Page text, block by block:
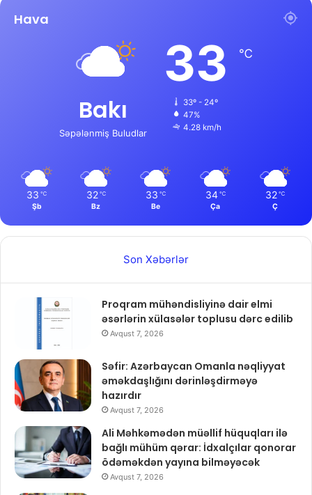
Hava
Bakı
Səpələnmiş Buludlar
33 ℃
33º - 24º
47%
4.28 km/h
33 ℃
Şb
32 ℃
Bz
33 ℃
Be
34 ℃
Ça
32 ℃
Ç
Son Xəbərlər
Proqram mühəndisliyinə dair elmi
əsərlərin xülasələr toplusu dərc edilib
Avqust 7, 2026
Səfir: Azərbaycan Omanla nəqliyyat
əməkdaşlığını dərinləşdirməyə
hazırdır
Avqust 7, 2026
Ali Məhkəmədən müəllif hüquqları ilə
bağlı mühüm qərar: İdxalçılar qonorar
ödəməkdən yayına bilməyəcək
Avqust 7, 2026